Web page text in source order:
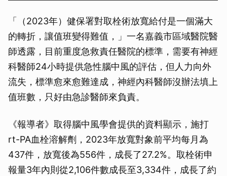
「（2023年）健保署對取栓術放寬給付是一個滿大
的轉折，讓值班變得難值，」一名嘉義市區域醫院醫
師透露，目前重度急救責任醫院的標準，需要有神經
科醫師24小時提供急性腦中風的評估，但人力向外
流失，標準愈來愈難達成，神經內科醫師沒辦法填上
值班數，只好由急診醫師來負責。
《報導者》取得腦中風學會提供的資料顯示，施打
rt-PA血栓溶解劑，2023年放寬對象前平均每月為
437件，放寬後為556件，成長了27.2%。取栓術申
報量3年內則從2,106件數成長至3,334件，成長了約